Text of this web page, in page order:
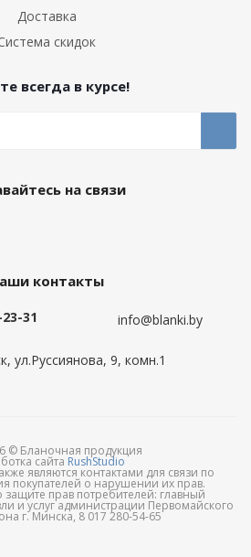
Доставка
скидок
всегда в курсе!
на связи
контакты
31 info@blanki.by
ул.Руссиянова, 9, комн.1
© Бланочная продукция
сайта RushStudio
являются контактами для связи по
покупателей о нарушении их прав.
прав потребителей: главный
и услуг администрации Первомайского
г. Минска, 8 017 280-54-65